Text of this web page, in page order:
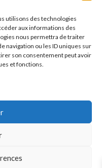
utilisons des technologies
aux informations des
nous permettra de traiter
navigation ou les ID uniques sur
son consentement peut avoir
et fonctions.
POUR LA SANTÉ — À
— INTERDICTION DE
DE 18 ANS
Tous droits réservés.